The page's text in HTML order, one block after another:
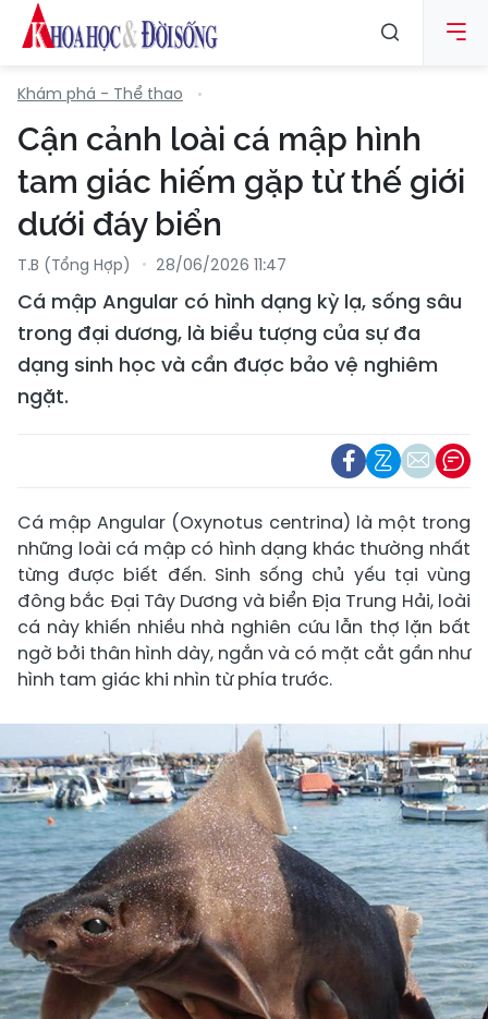
Khám phá - Thể thao
Cận cảnh loài cá mập hình
tam giác hiếm gặp từ thế giới
dưới đáy biển
T.B (tổng Hợp) 28/06/2026 11:47
Cá mập Angular có hình dạng kỳ lạ, sống sâu
trong đại dương, là biểu tượng của sự đa
dạng sinh học và cần được bảo vệ nghiêm
ngặt.
Cá mập Angular (Oxynotus centrina) là một trong
những loài cá mập có hình dạng khác thường nhất
từng được biết đến. Sinh sống chủ yếu tại vùng
đông bắc Đại Tây Dương và biển Địa Trung Hải, loài
cá này khiến nhiều nhà nghiên cứu lẫn thợ lặn bất
ngờ bởi thân hình dày, ngắn và có mặt cắt gần như
hình tam giác khi nhìn từ phía trước.